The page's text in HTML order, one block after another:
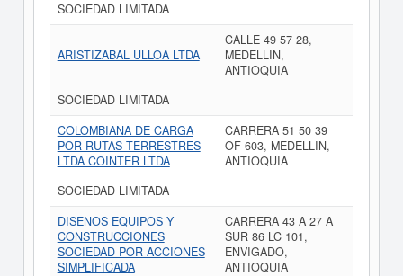
SOCIEDAD LIMITADA
ARISTIZABAL ULLOA LTDA
CALLE 49 57 28,
MEDELLIN,
ANTIOQUIA
SOCIEDAD LIMITADA
COLOMBIANA DE CARGA
POR RUTAS TERRESTRES
LTDA COINTER LTDA
CARRERA 51 50 39
OF 603, MEDELLIN,
ANTIOQUIA
SOCIEDAD LIMITADA
DISENOS EQUIPOS Y
CONSTRUCCIONES
SOCIEDAD POR ACCIONES
SIMPLIFICADA
CARRERA 43 A 27 A
SUR 86 LC 101,
ENVIGADO,
ANTIOQUIA